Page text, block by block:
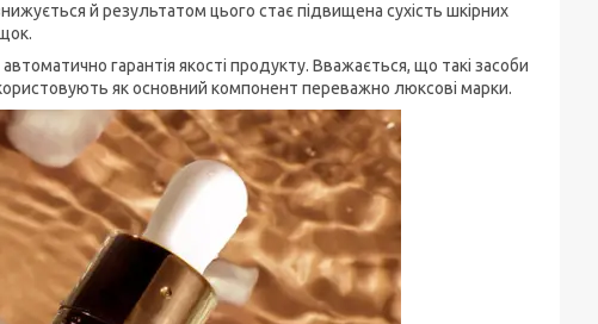
й результатом цього стає підвищена сухість шкірних
гарантія якості продукту. Вважається, що такі засоби
як основний компонент переважно люксові марки.